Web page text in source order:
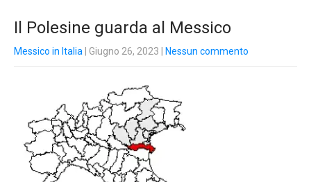
Il Polesine guarda al Messico
Messico in Italia | Giugno 26, 2023 Nessun commento